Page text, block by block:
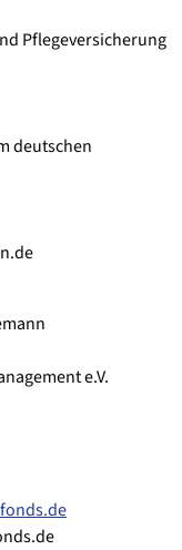
Pflegeversicherung
deutschen
e.V.